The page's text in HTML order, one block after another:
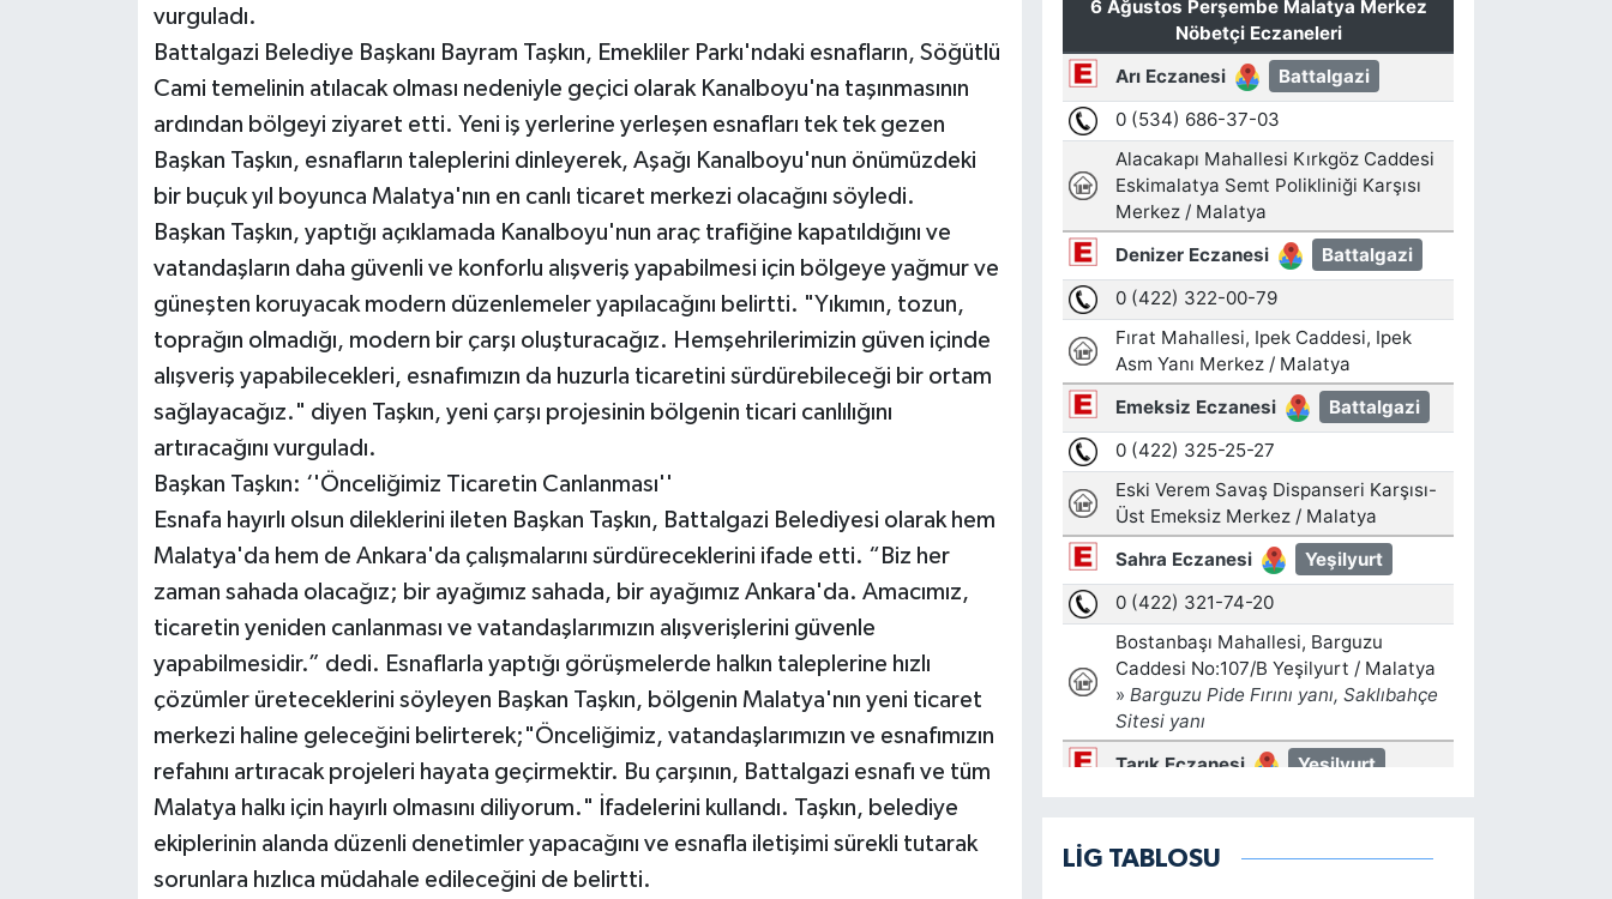
vurguladı.
Battalgazi Belediye Başkanı Bayram Taşkın, Emekliler Parkı'ndaki esnafların, Söğütlü
Cami temelinin atılacak olması nedeniyle geçici olarak Kanalboyu'na taşınmasının
ardından bölgeyi ziyaret etti. Yeni iş yerlerine yerleşen esnafları tek tek gezen
Başkan Taşkın, esnafların taleplerini dinleyerek, Aşağı Kanalboyu'nun önümüzdeki
bir buçuk yıl boyunca Malatya'nın en canlı ticaret merkezi olacağını söyledi.
Başkan Taşkın, yaptığı açıklamada Kanalboyu'nun araç trafiğine kapatıldığını ve
vatandaşların daha güvenli ve konforlu alışveriş yapabilmesi için bölgeye yağmur ve
güneşten koruyacak modern düzenlemeler yapılacağını belirtti. "Yıkımın, tozun,
toprağın olmadığı, modern bir çarşı oluşturacağız. Hemşehrilerimizin güven içinde
alışveriş yapabilecekleri, esnafımızın da huzurla ticaretini sürdürebileceği bir ortam
sağlayacağız." diyen Taşkın, yeni çarşı projesinin bölgenin ticari canlılığını
artıracağını vurguladı.
Başkan Taşkın: ‘'Önceliğimiz Ticaretin Canlanması''
Esnafa hayırlı olsun dileklerini ileten Başkan Taşkın, Battalgazi Belediyesi olarak hem
Malatya'da hem de Ankara'da çalışmalarını sürdüreceklerini ifade etti. “Biz her
zaman sahada olacağız; bir ayağımız sahada, bir ayağımız Ankara'da. Amacımız,
ticaretin yeniden canlanması ve vatandaşlarımızın alışverişlerini güvenle
yapabilmesidir.” dedi. Esnaflarla yaptığı görüşmelerde halkın taleplerine hızlı
çözümler üreteceklerini söyleyen Başkan Taşkın, bölgenin Malatya'nın yeni ticaret
merkezi haline geleceğini belirterek;"Önceliğimiz, vatandaşlarımızın ve esnafımızın
refahını artıracak projeleri hayata geçirmektir. Bu çarşının, Battalgazi esnafı ve tüm
Malatya halkı için hayırlı olmasını diliyorum." İfadelerini kullandı. Taşkın, belediye
ekiplerinin alanda düzenli denetimler yapacağını ve esnafla iletişimi sürekli tutarak
sorunlara hızlıca müdahale edileceğini de belirtti.
LİG TABLOSU